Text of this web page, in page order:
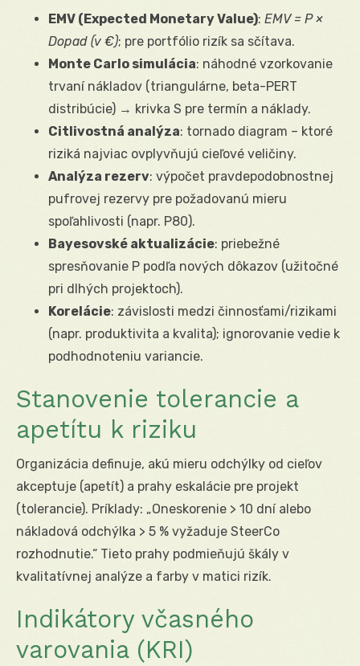
EMV (Expected Monetary Value): EMV = P ×
Dopad (v €); pre portfólio rizík sa sčítava.
Monte Carlo simulácia: náhodné vzorkovanie
trvaní nákladov (triangulárne, beta-PERT
distribúcie) → krivka S pre termín a náklady.
Citlivostná analýza: tornado diagram – ktoré
riziká najviac ovplyvňujú cieľové veličiny.
Analýza rezerv: výpočet pravdepodobnostnej
pufrovej rezervy pre požadovanú mieru
spoľahlivosti (napr. P80).
Bayesovské aktualizácie: priebežné
spresňovanie P podľa nových dôkazov (užitočné
pri dlhých projektoch).
Korelácie: závislosti medzi činnosťami/rizikami
(napr. produktivita a kvalita); ignorovanie vedie k
podhodnoteniu variancie.
Stanovenie tolerancie a
apetítu k riziku
Organizácia definuje, akú mieru odchýlky od cieľov
akceptuje (apetít) a prahy eskalácie pre projekt
(tolerancie). Príklady: „Oneskorenie > 10 dní alebo
nákladová odchýlka > 5 % vyžaduje SteerCo
rozhodnutie.“ Tieto prahy podmieňujú škály v
kvalitatívnej analýze a farby v matici rizík.
Indikátory včasného
varovania (KRI)